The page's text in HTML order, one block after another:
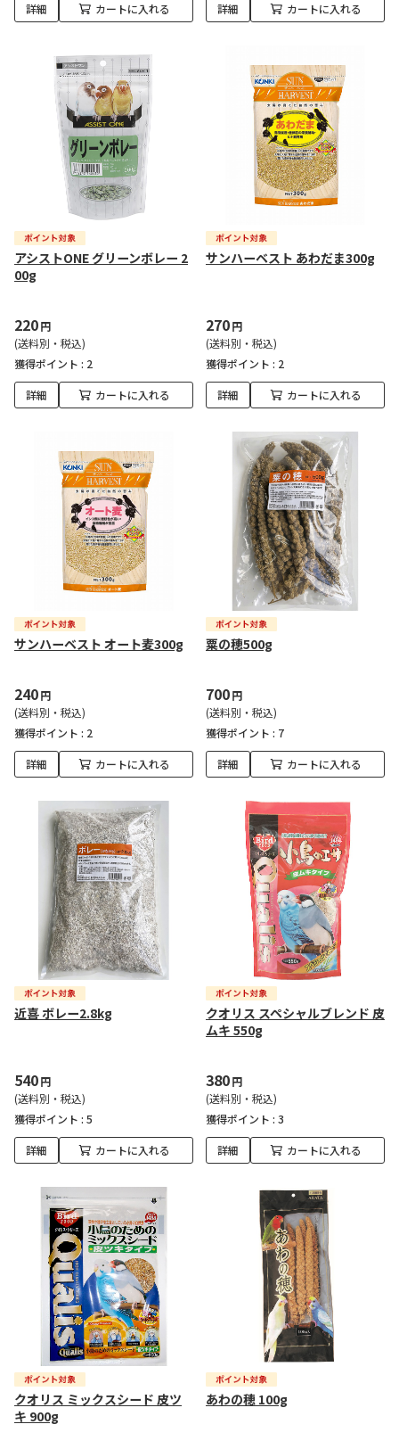
詳細 カートに入れる 詳細 カートに入れる
アシストONE グリーンボレー 2
00g
220円
(送料別・税込)
獲得ポイント : 2
詳細 カートに入れる
サンハーベスト あわだま300g
270円
(送料別・税込)
獲得ポイント : 2
詳細 カートに入れる
サンハーベスト オート麦300g
240円
(送料別・税込)
獲得ポイント : 2
詳細 カートに入れる
粟の穂500g
700円
(送料別・税込)
獲得ポイント : 7
詳細 カートに入れる
近喜 ボレー2.8kg
540円
(送料別・税込)
獲得ポイント : 5
詳細 カートに入れる
クオリス スペシャルブレンド 皮
ムキ 550g
380円
(送料別・税込)
獲得ポイント : 3
詳細 カートに入れる
クオリス ミックスシード 皮ツ
キ 900g
あわの穂 100g